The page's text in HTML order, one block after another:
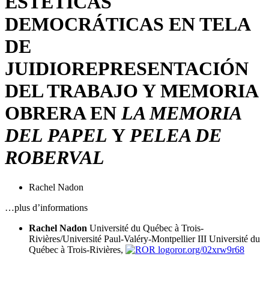
DEMOCRÁTICAS EN TELA
DE
JUIDIOREPRESENTACIÓN
DEL TRABAJO Y MEMORIA
OBRERA EN LA MEMORIA
DEL PAPEL YPELEA DE
ROBERVAL
Rachel Nadon
…plus d’informations
Rachel Nadon Université du Québec à Trois-
Rivières/Université Paul-Valéry-Montpellier III Université du
Québec à Trois-Rivières,
ror.org/02xrw9r68